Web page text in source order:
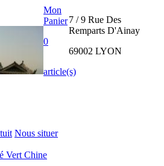
7 / 9 Rue Des
Remparts D'Ainay
69002 LYON
Mon
Panier
0
article(s)
Nous situer
Vert Chine